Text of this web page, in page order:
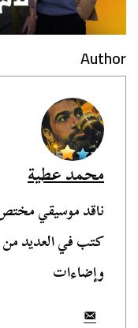
Author
محمد عطية
ناقد موسيقي
كتب في العديد من
وإضاءات